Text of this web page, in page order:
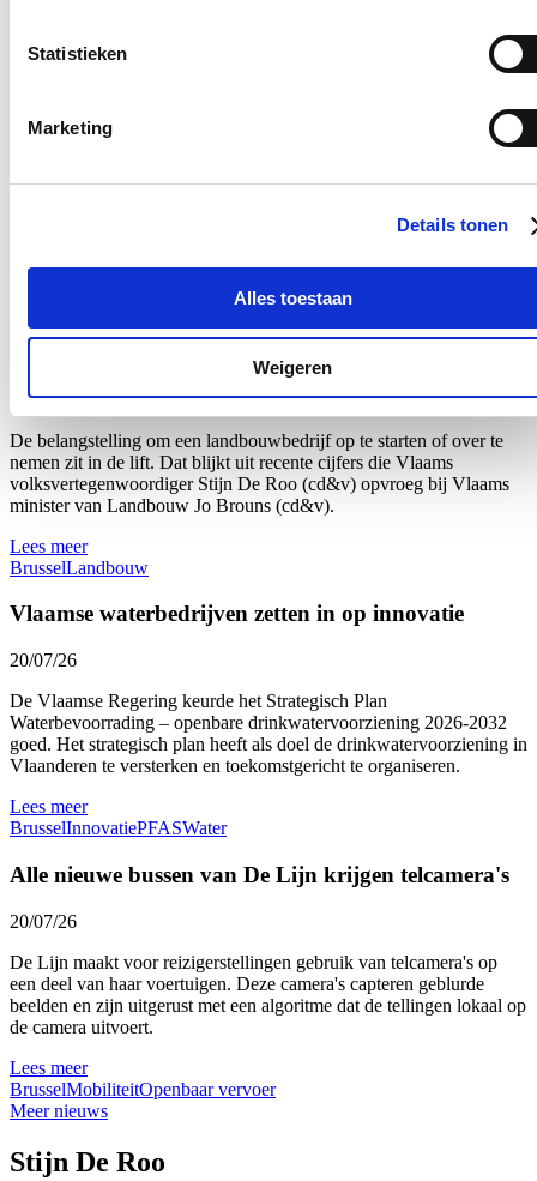
Statistieken
Marketing
Details tonen
Alles toestaan
Weigeren
2023 nog niet op punt stond om onmiddellijk operationeel ingezet te
worden binnen de Vlaamse overheidscontext. Ook moeten het
worden. De vele mogelijkheden van AI worden intussen wel verder
Nieuws
Interesse in landbouw neemt toe: meer deelnemers
22/07/26
De belangstelling om een landbouwbedrijf op te starten of over te
nemen zit in de lift. Dat blijkt uit recente cijfers die Vlaams
volksvertegenwoordiger Stijn De Roo (cd&v) opvroeg bij Vlaams
minister van Landbouw Jo Brouns (cd&v).
Lees meer
BrusselLandbouw
Vlaamse waterbedrijven zetten in op innovatie
20/07/26
De Vlaamse Regering keurde het Strategisch Plan
Waterbevoorrading – openbare drinkwatervoorziening 2026-2032
goed. Het strategisch plan heeft als doel de drinkwatervoorziening in
Vlaanderen te versterken en toekomstgericht te organiseren.
Lees meer
BrusselInnovatiePFASWater
Alle nieuwe bussen van De Lijn krijgen telcamera's
20/07/26
De Lijn maakt voor reizigerstellingen gebruik van telcamera's op
een deel van haar voertuigen. Deze camera's capteren geblurde
beelden en zijn uitgerust met een algoritme dat de tellingen lokaal op
de camera uitvoert.
Lees meer
BrusselMobiliteitOpenbaar vervoer
Meer nieuws
Stijn De Roo